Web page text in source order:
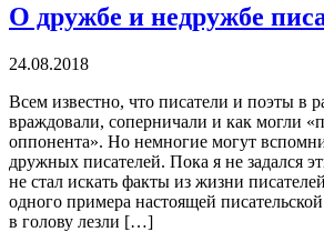
О дружбе и недружбе
24.08.2018
Всем известно, что писатели и поэты в
враждовали, соперничали и как могли
оппонента». Но немногие могут
дружных писателей. Пока я не задался
не стал искать факты из жизни
одного примера настоящей
в голову лезли […]